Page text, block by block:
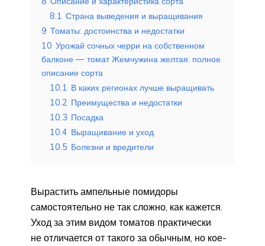
8.1 Страна выведения и выращивания
9 Томаты: достоинства и недостатки
10 Урожай сочных черри на собственном
балконе — томат Жемчужина желтая: полное
описание сорта
10.1 В каких регионах лучше выращивать
10.2 Преимущества и недостатки
10.3 Посадка
10.4 Выращивание и уход
10.5 Болезни и вредители
Вырастить ампельные помидоры
самостоятельно не так сложно, как кажется.
Уход за этим видом томатов практически
не отличается от такого за обычным, но кое-